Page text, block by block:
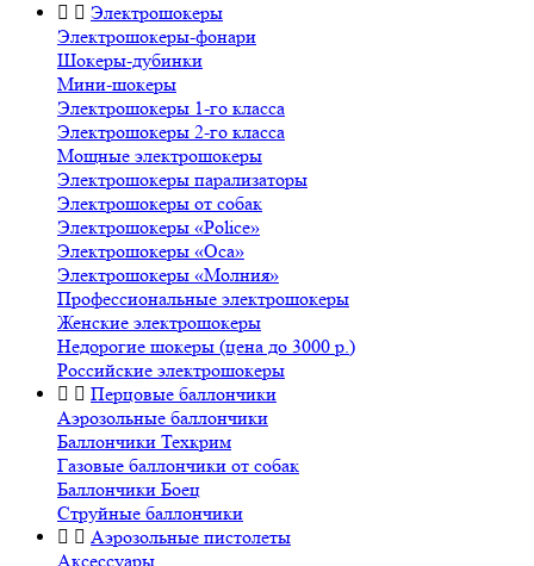
Электрошокеры
Электрошокеры-фонари
Шокеры-дубинки
Мини-шокеры
Электрошокеры 1-го класса
Электрошокеры 2-го класса
Мощные электрошокеры
Электрошокеры парализаторы
Электрошокеры от собак
Электрошокеры «Police»
Электрошокеры «Оса»
Электрошокеры «Молния»
Профессиональные электрошокеры
Женские электрошокеры
Недорогие шокеры (цена до 3000 р.)
Российские электрошокеры
Перцовые баллончики
Аэрозольные баллончики
Баллончики Техкрим
Газовые баллончики от собак
Баллончики Боец
Cтруйные баллончики
Аэрозольные пистолеты
Аксессуары